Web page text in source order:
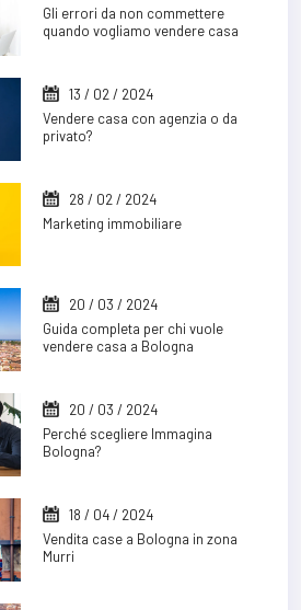
Gli errori da non commettere
quando vogliamo vendere casa
13 / 02 / 2024
Vendere casa con agenzia o da
privato?
28 / 02 / 2024
Marketing immobiliare
20 / 03 / 2024
Guida completa per chi vuole
vendere casa a Bologna
20 / 03 / 2024
Perché scegliere Immagina
Bologna?
18 / 04 / 2024
Vendita case a Bologna in zona
Murri